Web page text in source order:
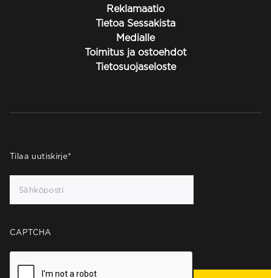
Reklamaatio
Tietoa Sessakista
Medialle
Toimitus ja ostoehdot
Tietosuojaseloste
Tilaa uutiskirje*
CAPTCHA